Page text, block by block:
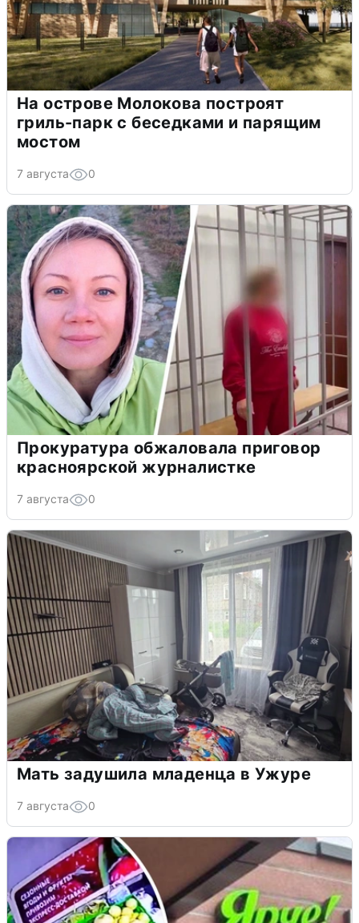
На острове Молокова построят
гриль-парк с беседками и парящим
мостом
7 августа 0
Прокуратура обжаловала приговор
красноярской журналистке
7 августа 0
Мать задушила младенца в Ужуре
7 августа 0